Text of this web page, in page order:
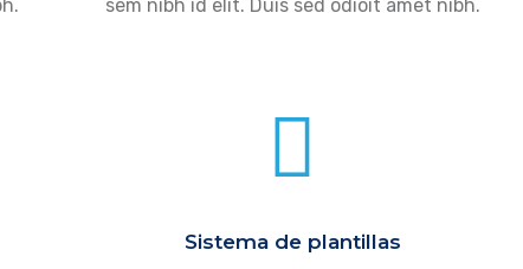
sem nibh id elit. Duis sed odioit amet nibh.
Sistema de plantillas